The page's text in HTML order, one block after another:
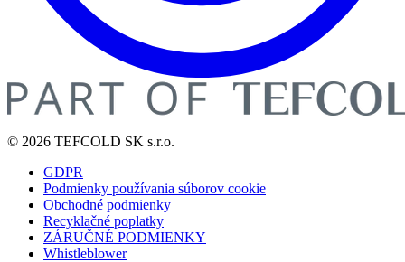
© 2026 TEFCOLD SK s.r.o.
GDPR
Podmienky používania súborov cookie
Obchodné podmienky
Recyklačné poplatky
ZÁRUČNÉ PODMIENKY
Whistleblower